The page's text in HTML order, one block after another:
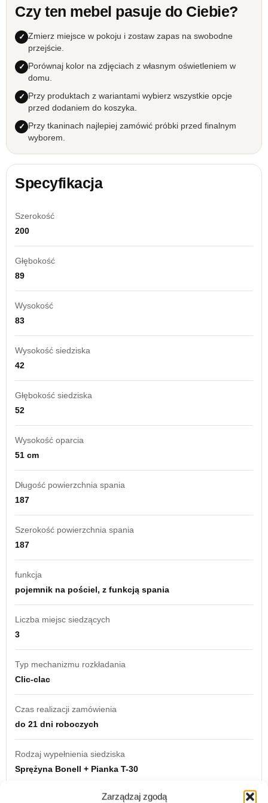
Zarządzaj zgodą
Czy ten mebel pasuje do Ciebie?
Zmierz miejsce w pokoju i zostaw zapas na swobodne
przejście.
Porównaj kolor na zdjęciach z własnym oświetleniem w
domu.
Przy produktach z wariantami wybierz wszystkie opcje
przed dodaniem do koszyka.
Przy tkaninach najlepiej zamówić próbki przed finalnym
wyborem.
Specyfikacja
Szerokość
200
Głębokość
89
Wysokość
83
Wysokość siedziska
42
Głębokość siedziska
52
Wysokość oparcia
51 cm
Długość powierzchnia spania
187
Szerokość powierzchnia spania
187
funkcja
pojemnik na pościel, z funkcją spania
Liczba miejsc siedzących
3
Typ mechanizmu rozkładania
Clic-clac
Czas realizacji zamówienia
do 21 dni roboczych
Rodzaj wypełnienia siedziska
Sprężyna Bonell + Pianka T-30